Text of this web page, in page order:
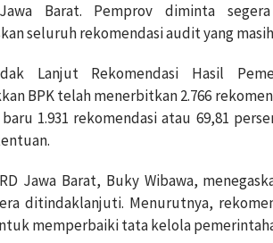
Barat. Pemprov diminta
seluruh rekomendasi audit yang
Lanjut Rekomendasi Hasil
BPK telah menerbitkan 2.766
1.931 rekomendasi atau 69,81
Jawa Barat, Buky Wibawa,
ditindaklanjuti. Menurutnya,
memperbaiki tata kelola